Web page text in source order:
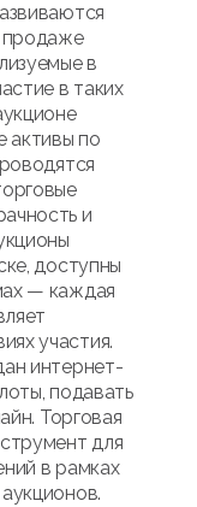
продаже
в
в таких
активы по
и
доступны
— каждая
участия.
интернет-
подавать
Торговая
для
в рамках